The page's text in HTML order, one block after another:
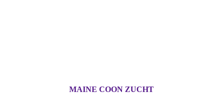
MAINE COON ZUCHT